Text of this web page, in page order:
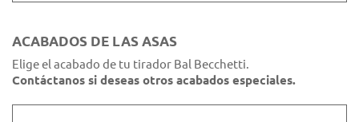
ACABADOS DE LAS ASAS
Elige el acabado de tu tirador Bal Becchetti.
Contáctanos si deseas otros acabados especiales.